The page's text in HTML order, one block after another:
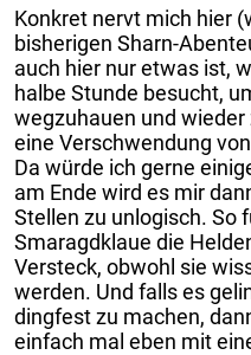
Konkret nervt mich hier
bisherigen Sharn-
auch hier nur etwas ist,
halbe Stunde besucht,
wegzuhauen und
eine Verschwendung
Da würde ich gerne
am Ende wird es mir
Stellen zu unlogisch. So
Smaragdklaue die
Versteck, obwohl sie
werden. Und falls es
dingfest zu machen,
einfach mal eben mit